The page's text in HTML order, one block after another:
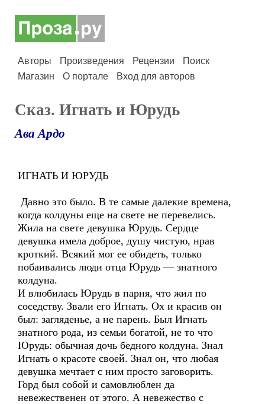
Авторы Произведения Рецензии
Поиск
Магазин
О портале Вход для авторов
Сказ. Игнать и Юрудь
Ава Ардо
ИГНАТЬ И ЮРУДЬ
Давно это было. В те самые далекие времена,
когда колдуны еще на свете не перевелись.
Жила на свете девушка Юрудь. Сердце
девушка имела доброе, душу чистую, нрав
кроткий. Всякий мог ее обидеть, только
побаивались люди отца Юрудь — знатного
колдуна.
И влюбилась Юрудь в парня, что жил по
соседству. Звали его Игнать. Ох и красив он
был: загляденье, а не парень. Был Игнать
знатного рода, из семьи богатой, не то что
Юрудь: обычная дочь бедного колдуна. Знал
Игнать о красоте своей. Знал он, что любая
девушка мечтает с ним просто заговорить.
Горд был собой и самовлюблен да
невежественен от этого. А невежество с